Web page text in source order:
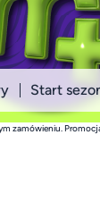
Start
zamówieniu.